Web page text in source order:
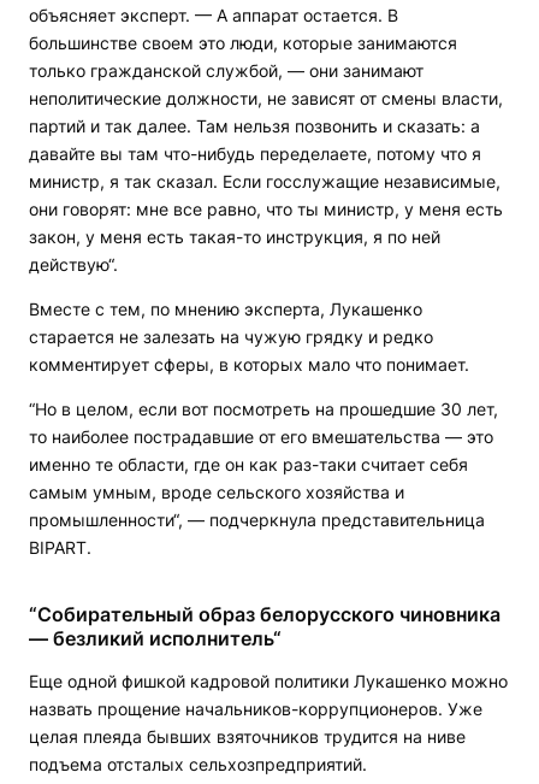
объясняет эксперт. — А аппарат остается. В
большинстве своем это люди, которые занимаются
только гражданской службой, — они занимают
неполитические должности, не зависят от смены власти,
партий и так далее. Там нельзя позвонить и сказать: а
давайте вы там что-нибудь переделаете, потому что я
министр, я так сказал. Если госслужащие независимые,
они говорят: мне все равно, что ты министр, у меня есть
закон, у меня есть такая-то инструкция, я по ней
действую“.
Вместе с тем, по мнению эксперта, Лукашенко
старается не залезать на чужую грядку и редко
комментирует сферы, в которых мало что понимает.
“Но в целом, если вот посмотреть на прошедшие 30 лет,
то наиболее пострадавшие от его вмешательства — это
именно те области, где он как раз-таки считает себя
самым умным, вроде сельского хозяйства и
промышленности“, — подчеркнула представительница
BIPART.
“Собирательный образ белорусского чиновника
— безликий исполнитель“
Еще одной фишкой кадровой политики Лукашенко можно
назвать прощение начальников-коррупционеров. Уже
целая плеяда бывших взяточников трудится на ниве
подъема отсталых сельхозпредприятий.